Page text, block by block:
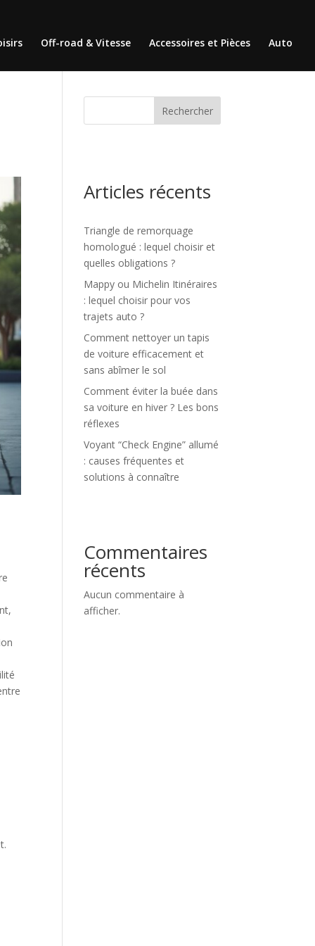
Off-road & Vitesse Accessoires et Pièces Auto
Rechercher
Articles récents
Triangle de remorquage
homologué : lequel choisir et
quelles obligations ?
Mappy ou Michelin Itinéraires
: lequel choisir pour vos
trajets auto ?
Comment nettoyer un tapis
de voiture efficacement et
sans abîmer le sol
Comment éviter la buée dans
sa voiture en hiver ? Les bons
réflexes
Voyant “Check Engine” allumé
: causes fréquentes et
solutions à connaître
Commentaires
récents
Aucun commentaire à
afficher.